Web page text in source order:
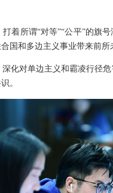
着所谓“对等”“公平”的旗
国和多边主义事业带来前所
化对单边主义和霸凌行径
。